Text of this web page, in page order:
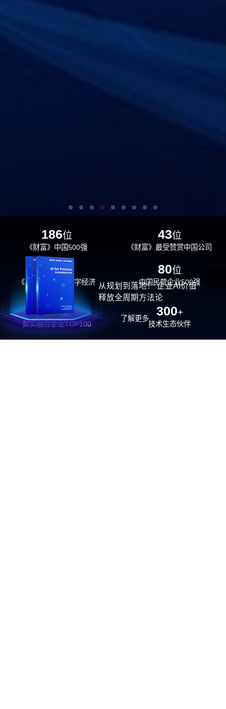
186位
《财富》中国500强
43位
《财富》最受赞赏中国公司
29位
《福布斯》中国数字经济
100强
80位
中国民营企业500强
26位
数实融合企业TOP100
300+
技术生态伙伴
从规划到落地！ 企业AI价值
释放全周期方法论
了解更多